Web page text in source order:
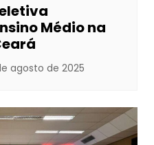
Médio na
agosto de 2025